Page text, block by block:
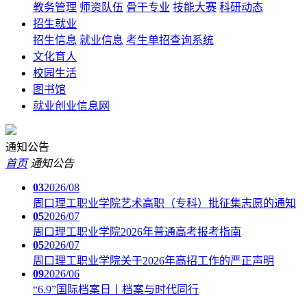
教务管理 师资队伍 骨干专业 技能大赛 科研动态
招生就业
招生信息 就业信息 考生单招查询系统
文化育人
校园生活
图书馆
就业创业信息网
通知公告
首页 通知公告
032026/08
周口理工职业学院艺术高职（专科）批征集志愿的通知
052026/07
周口理工职业学院2026年普通高考报考指南
052026/07
周口理工职业学院关于2026年高招工作的严正声明
092026/06
“6.9”国际档案日丨档案与时代同行